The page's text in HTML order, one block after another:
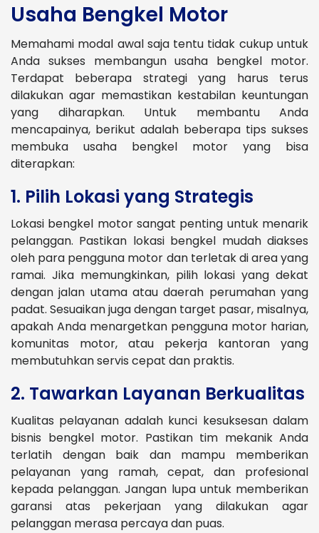
Usaha Bengkel Motor
Memahami modal awal saja tentu tidak cukup untuk
Anda sukses membangun usaha bengkel motor.
Terdapat beberapa strategi yang harus terus
dilakukan agar memastikan kestabilan keuntungan
yang diharapkan. Untuk membantu Anda
mencapainya, berikut adalah beberapa tips sukses
membuka usaha bengkel motor yang bisa
diterapkan:
1. Pilih Lokasi yang Strategis
Lokasi bengkel motor sangat penting untuk menarik
pelanggan. Pastikan lokasi bengkel mudah diakses
oleh para pengguna motor dan terletak di area yang
ramai. Jika memungkinkan, pilih lokasi yang dekat
dengan jalan utama atau daerah perumahan yang
padat. Sesuaikan juga dengan target pasar, misalnya,
apakah Anda menargetkan pengguna motor harian,
komunitas motor, atau pekerja kantoran yang
membutuhkan servis cepat dan praktis.
2. Tawarkan Layanan Berkualitas
Kualitas pelayanan adalah kunci kesuksesan dalam
bisnis bengkel motor. Pastikan tim mekanik Anda
terlatih dengan baik dan mampu memberikan
pelayanan yang ramah, cepat, dan profesional
kepada pelanggan. Jangan lupa untuk memberikan
garansi atas pekerjaan yang dilakukan agar
pelanggan merasa percaya dan puas.